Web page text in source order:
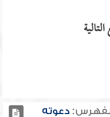
دعوته